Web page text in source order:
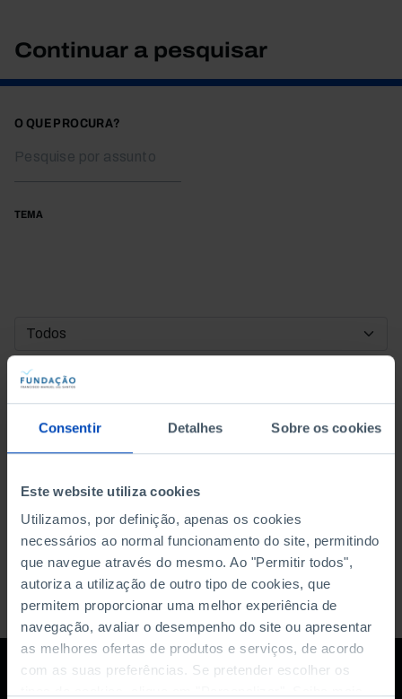
Consentir Detalhes Sobre os cookies
Este website utiliza cookies
Utilizamos, por definição, apenas os cookies
necessários ao normal funcionamento do site, permitindo
que navegue através do mesmo. Ao "Permitir todos",
autoriza a utilização de outro tipo de cookies, que
permitem proporcionar uma melhor experiência de
navegação, avaliar o desempenho do site ou apresentar
as melhores ofertas de produtos e serviços, de acordo
com as suas preferências. Se pretender escolher os
Continuar a pesquisar
O QUE PROCURA?
TEMA
DATA DE INÍCIO
DATA DE FIM